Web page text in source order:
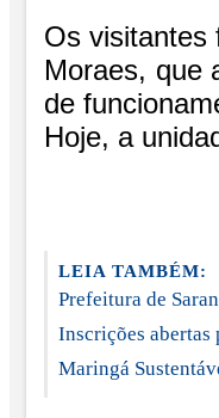
Os visitantes
Moraes, que
de
Hoje, a
LEIA TAMBÉM:
Prefeitura de
Inscrições abertas
Maringá